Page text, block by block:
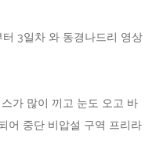
3일차 와 동경나드리 영상
가 많이 끼고 눈도 오고 바
어 중단 비압설 구역 프리라